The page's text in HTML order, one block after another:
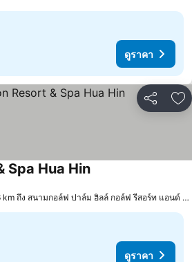
ดูราคา
แชร์ เ
Spa Hua Hinดูราคา
km ถึง สนามกอล์ฟ ปาล์ม ฮิลล์ กอล์ฟ รีสอร์ท แอนด์ คั
ดูราคา